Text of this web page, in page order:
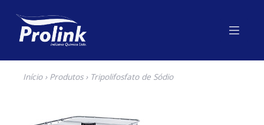
Início› Produtos› Tripolifosfato de Sódio